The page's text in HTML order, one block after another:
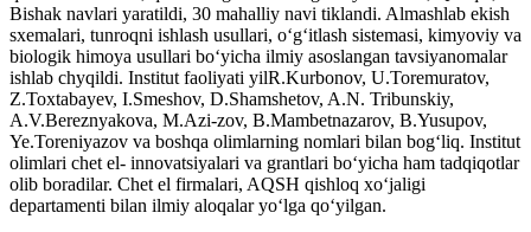
Bishak navlari yaratildi, 30 mahalliy navi tiklandi. Almashlab ekish
sxemalari, tunroqni ishlash usullari, oʻgʻitlash sistemasi, kimyoviy va
biologik himoya usullari boʻyicha ilmiy asoslangan tavsiyanomalar
ishlab chyqildi. Institut faoliyati yilR.Kurbonov, U.Toremuratov,
Z.Toxtabayev, I.Smeshov, D.Shamshetov, A.N. Tribunskiy,
A.V.Bereznyakova, M.Azi-zov, B.Mambetnazarov, B.Yusupov,
Ye.Toreniyazov va boshqa olimlarning nomlari bilan bogʻliq. Institut
olimlari chet el- innovatsiyalari va grantlari boʻyicha ham tadqiqotlar
olib boradilar. Chet el firmalari, AQSH qishloq xoʻjaligi
departamenti bilan ilmiy aloqalar yoʻlga qoʻyilgan.